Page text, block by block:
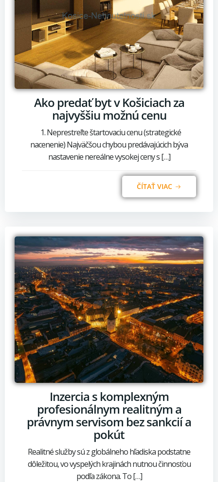
Ako predať byt v Košiciach za
najvyššiu možnú cenu
1. Neprestreľte štartovaciu cenu (strategické
nacenenie) Najväčšou chybou predávajúcich býva
nastavenie nereálne vysokej ceny s […]
ČÍTAŤ VIAC
Inzercia s komplexným
profesionálnym realitným a
právnym servisom bez sankcií a
pokút
Realitné služby sú z globálneho hľadiska podstatne
dôležitou, vo vyspelých krajinách nutnou činnosťou
podľa zákona. To […]